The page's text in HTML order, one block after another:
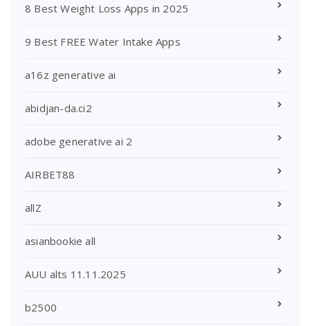
8 Best Weight Loss Apps in 2025
9 Best FREE Water Intake Apps
a16z generative ai
abidjan-da.ci2
adobe generative ai 2
AIRBET88
allZ
asianbookie all
AUU alts 11.11.2025
b2500